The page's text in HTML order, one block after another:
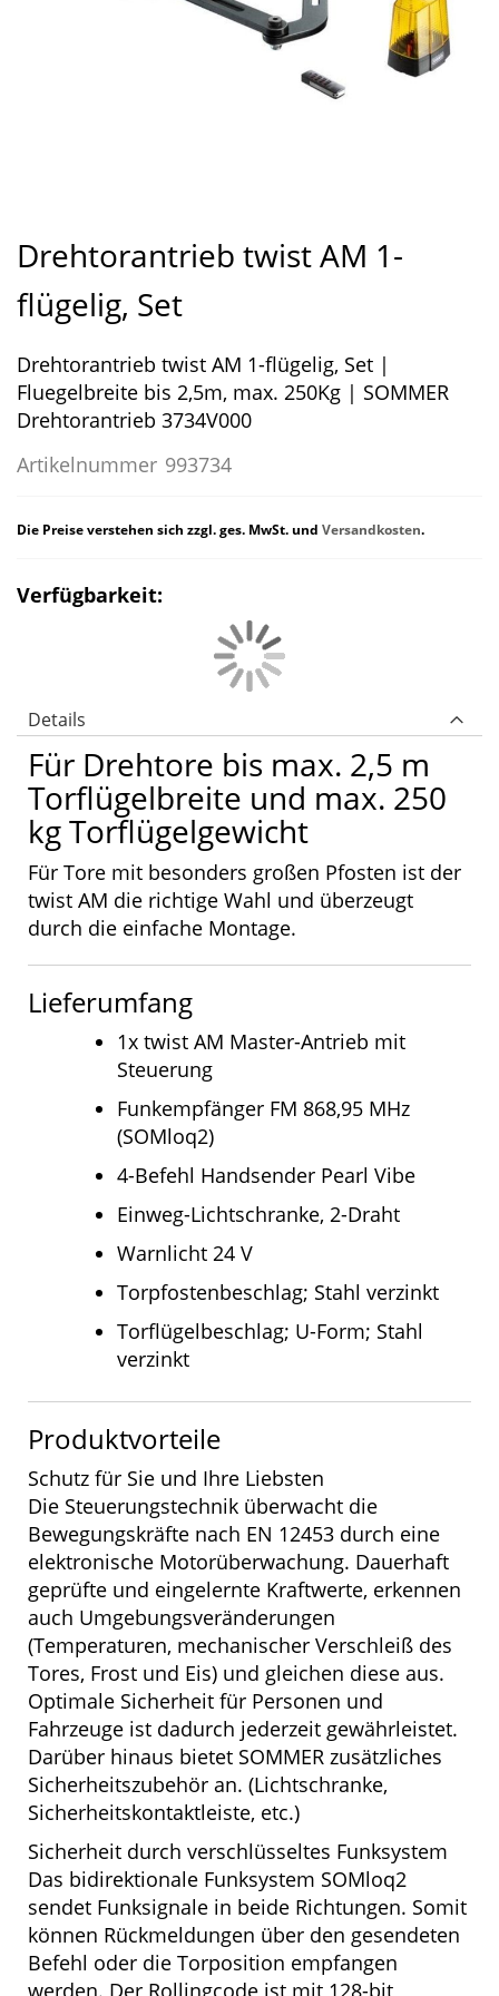
Anfang
der
Bildergalerie
springen
Drehtorantrieb twist AM 1-
flügelig, Set
Drehtorantrieb twist AM 1-flügelig, Set |
Fluegelbreite bis 2,5m, max. 250Kg | SOMMER
Drehtorantrieb 3734V000
Artikelnummer 993734
Die Preise verstehen sich zzgl. ges. MwSt. und Versandkosten.
Verfügbarkeit:
Details
Für Drehtore bis max. 2,5 m
Torflügelbreite und max. 250
kg Torflügelgewicht
Für Tore mit besonders großen Pfosten ist der
twist AM die richtige Wahl und überzeugt
durch die einfache Montage.
Lieferumfang
1x twist AM Master-Antrieb mit
Steuerung
Funkempfänger FM 868,95 MHz
(SOMloq2)
4-Befehl Handsender Pearl Vibe
Einweg-Lichtschranke, 2-Draht
Warnlicht 24 V
Torpfostenbeschlag; Stahl verzinkt
Torflügelbeschlag; U-Form; Stahl
verzinkt
Produktvorteile
Schutz für Sie und Ihre Liebsten
Die Steuerungstechnik überwacht die
Bewegungskräfte nach EN 12453 durch eine
elektronische Motorüberwachung. Dauerhaft
geprüfte und eingelernte Kraftwerte, erkennen
auch Umgebungsveränderungen
(Temperaturen, mechanischer Verschleiß des
Tores, Frost und Eis) und gleichen diese aus.
Optimale Sicherheit für Personen und
Fahrzeuge ist dadurch jederzeit gewährleistet.
Darüber hinaus bietet SOMMER zusätzliches
Sicherheitszubehör an. (Lichtschranke,
Sicherheitskontaktleiste, etc.)
Sicherheit durch verschlüsseltes Funksystem
Das bidirektionale Funksystem SOMloq2
sendet Funksignale in beide Richtungen. Somit
können Rückmeldungen über den gesendeten
Befehl oder die Torposition empfangen